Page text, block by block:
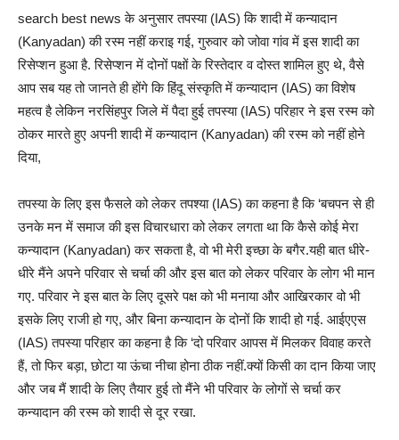
search best news के अनुसार तपस्या (IAS) कि शादी में कन्यादान
(Kanyadan) की रस्म नहीं कराइ गई, गुरुवार को जोवा गांव में इस शादी का
रिसेप्शन हुआ है. रिसेप्शन में दोनों पक्षों के रिस्तेदार व दोस्त शामिल हुए थे, वैसे
आप सब यह तो जानते ही होंगे कि हिंदू संस्कृति में कन्यादान (IAS) का विशेष
महत्व है लेकिन नरसिंहपुर जिले में पैदा हुई तपस्या (IAS) परिहार ने इस रस्म को
ठोकर मारते हुए अपनी शादी में कन्यादान (Kanyadan) की रस्म को नहीं होने
दिया,
तपस्या के लिए इस फैसले को लेकर तपश्या (IAS) का कहना है कि ‘बचपन से ही
उनके मन में समाज की इस विचारधारा को लेकर लगता था कि कैसे कोई मेरा
कन्यादान (Kanyadan) कर सकता है, वो भी मेरी इच्छा के बगैर.यही बात धीरे-
धीरे मैंने अपने परिवार से चर्चा की और इस बात को लेकर परिवार के लोग भी मान
गए. परिवार ने इस बात के लिए दूसरे पक्ष को भी मनाया और आखिरकार वो भी
इसके लिए राजी हो गए, और बिना कन्यादान के दोनों कि शादी हो गई. आईएएस
(IAS) तपस्या परिहार का कहना है कि ‘दो परिवार आपस में मिलकर विवाह करते
हैं, तो फिर बड़ा, छोटा या ऊंचा नीचा होना ठीक नहीं.क्यों किसी का दान किया जाए
और जब मैं शादी के लिए तैयार हुई तो मैंने भी परिवार के लोगों से चर्चा कर
कन्यादान की रस्म को शादी से दूर रखा.